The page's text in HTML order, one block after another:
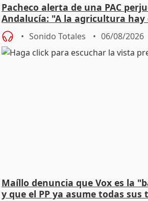
Pacheco alerta de una PAC
Andalucía: "A la agricultura
Sonido Totales 06/08/2026
Maíllo denuncia que Vox es la
y que el PP ya asume todas sus